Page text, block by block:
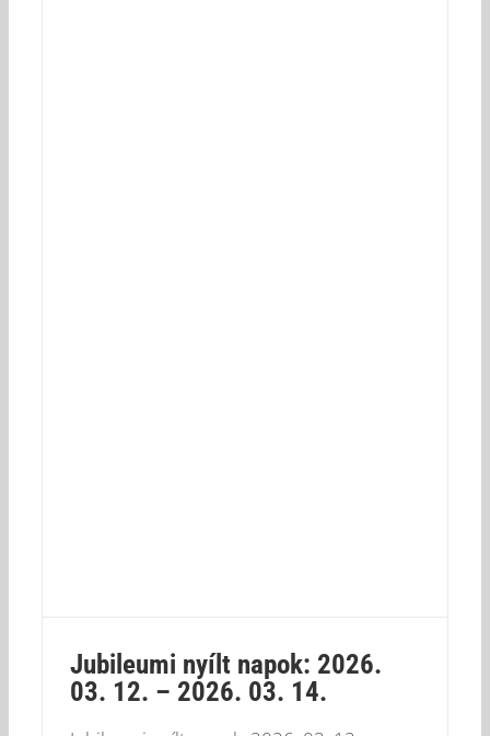
Jubileumi nyílt napok: 2026.
03. 12. – 2026. 03. 14.